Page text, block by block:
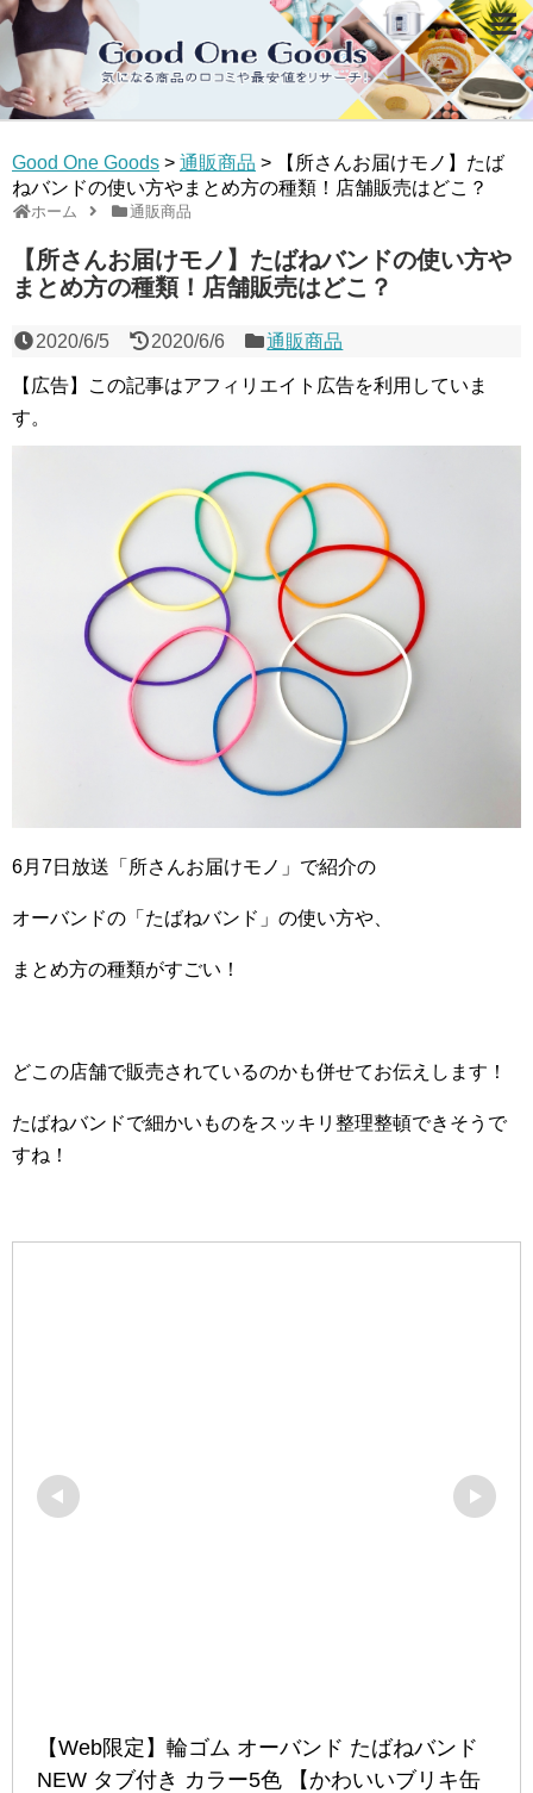
Good One Goods > 通販商品 >
【所さんお届けモノ】たば
ねバンドの使い方やまとめ方の種類！店舗販売はどこ？
ホーム 通販商品
【所さんお届けモノ】たばねバンドの使い方や
まとめ方の種類！店舗販売はどこ？
2020/6/5 2020/6/6 通販商品
【広告】この記事はアフィリエイト広告を利用していま
す。
6月7日放送「所さんお届けモノ」で紹介の
オーバンドの「たばねバンド」の使い方や、
まとめ方の種類がすごい！
どこの店舗で販売されているのかも併せてお伝えします！
たばねバンドで細かいものをスッキリ整理整頓できそうで
すね！
【Web限定】輪ゴム オーバンド たばねバンド
NEW タブ付き カラー5色 【かわいいブリキ缶